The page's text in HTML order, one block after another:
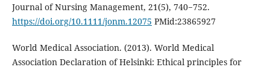
Journal of Nursing Management, 21(5), 740−752.
https://doi.org/10.1111/jonm.12075 PMid:23865927
World Medical Association. (2013). World Medical
Association Declaration of Helsinki: Ethical principles for